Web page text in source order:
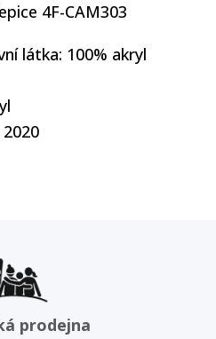
4F-CAM303
látka: 100% akryl
prodejna